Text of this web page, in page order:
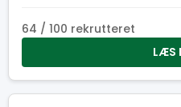
64 / 100 rekrutteret
LÆS